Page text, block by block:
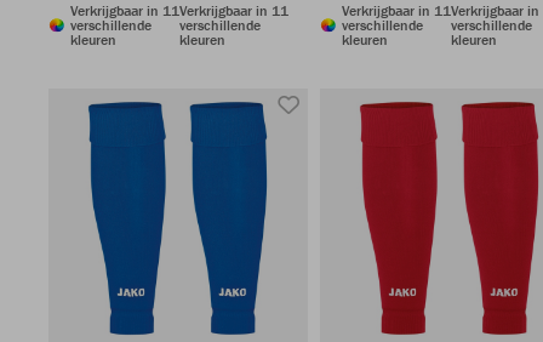
Verkrijgbaar in 11
verschillende
kleuren
Verkrijgbaar in 11
verschillende
kleuren
Verkrijgbaar in 11
verschillende
kleuren
Verkrijgbaar
verschillende
kleuren